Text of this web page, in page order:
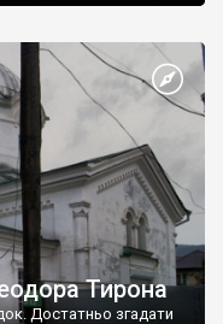
Тирона
Достатньо згадати